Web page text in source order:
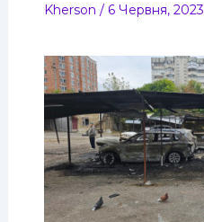
Kherson / 6 Червня, 2023